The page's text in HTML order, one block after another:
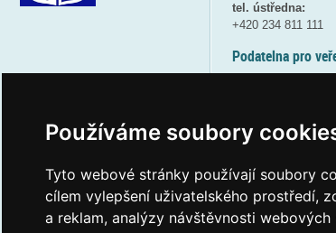
Používáme soubory
Tyto webové stránky používají soubory
cílem vylepšení uživatelského prostředí,
a reklam, analýzy návštěvnosti
tel. ústředna:
+420 234 811 111
Podatelna pro
(více informací
Elektronická
posta@msmtgov